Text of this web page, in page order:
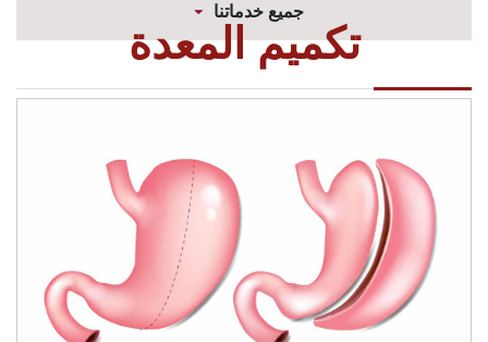
جميع خدماتنا
تكميم المعدة